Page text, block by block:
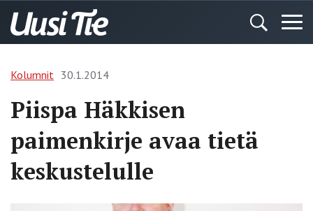
Kolumnit 30.1.2014
Piispa Häkkisen
paimenkirje avaa tietä
keskustelulle